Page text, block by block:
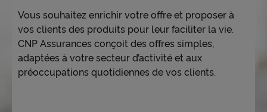
Accessibilité
Vous souhaitez enrichir votre offre et proposer à
vos clients des produits pour leur faciliter la vie.
CNP Assurances conçoit des offres simples,
adaptées à votre secteur d’activité et aux
préoccupations quotidiennes de vos clients.